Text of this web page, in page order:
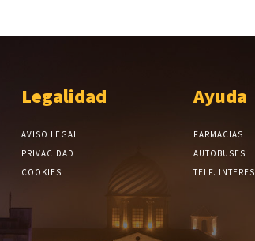
Legalidad
AVISO LEGAL
PRIVACIDAD
COOKIES
Ayuda
FARMACIAS
AUTOBUSES
TELF. INTERES